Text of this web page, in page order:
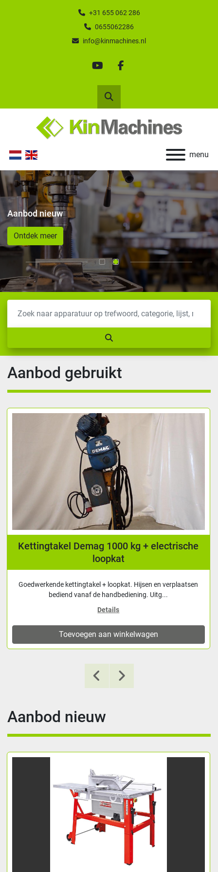
+31 655 062 286
0655062286
info@kinmachines.nl
youtubefacebook
Zoek
menu
Aanbod nieuw
Ontdek meer
Aanbod gebruikt
Kettingtakel Demag 1000 kg + electrische
loopkat
Goedwerkende kettingtakel + loopkat. Hijsen en verplaatsen
bediend vanaf de handbediening. Uitg...
Details
Toevoegen aan winkelwagen
Aanbod nieuw